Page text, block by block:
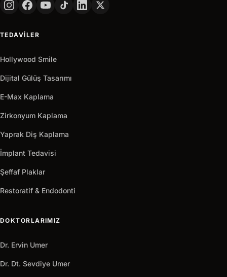
Turkey+90
Hemen
TEDAVILER
Hollywood Smile
Dijital Gülüş Tasarımı
E-Max Kaplama
Zirkonyum Kaplama
Yaprak Diş Kaplama
İmplant Tedavisi
Şeffaf Plaklar
Restoratif & Endodonti
DOKTORLARIMIZ
Dr. Ervin Umer
Dr. Dt. Sevdiye Umer